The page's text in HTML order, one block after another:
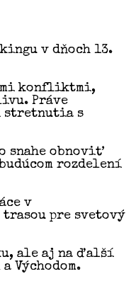
v dňoch 13.
konfliktmi,
Práve
stretnutia s
snahe obnoviť
rozdelení
v
trasou pre svetový
ale aj na ďalší
Východom.